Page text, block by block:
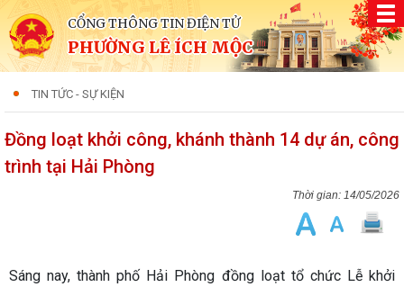
CỔNG THÔNG TIN ĐIỆN TỬ
PHƯỜNG LÊ ÍCH MỘC
TIN TỨC - SỰ KIỆN
Đồng loạt khởi công, khánh thành 14 dự án, công
trình tại Hải Phòng
14/05/2026
Sáng nay, thành phố Hải Phòng đồng loạt tổ chức Lễ khởi